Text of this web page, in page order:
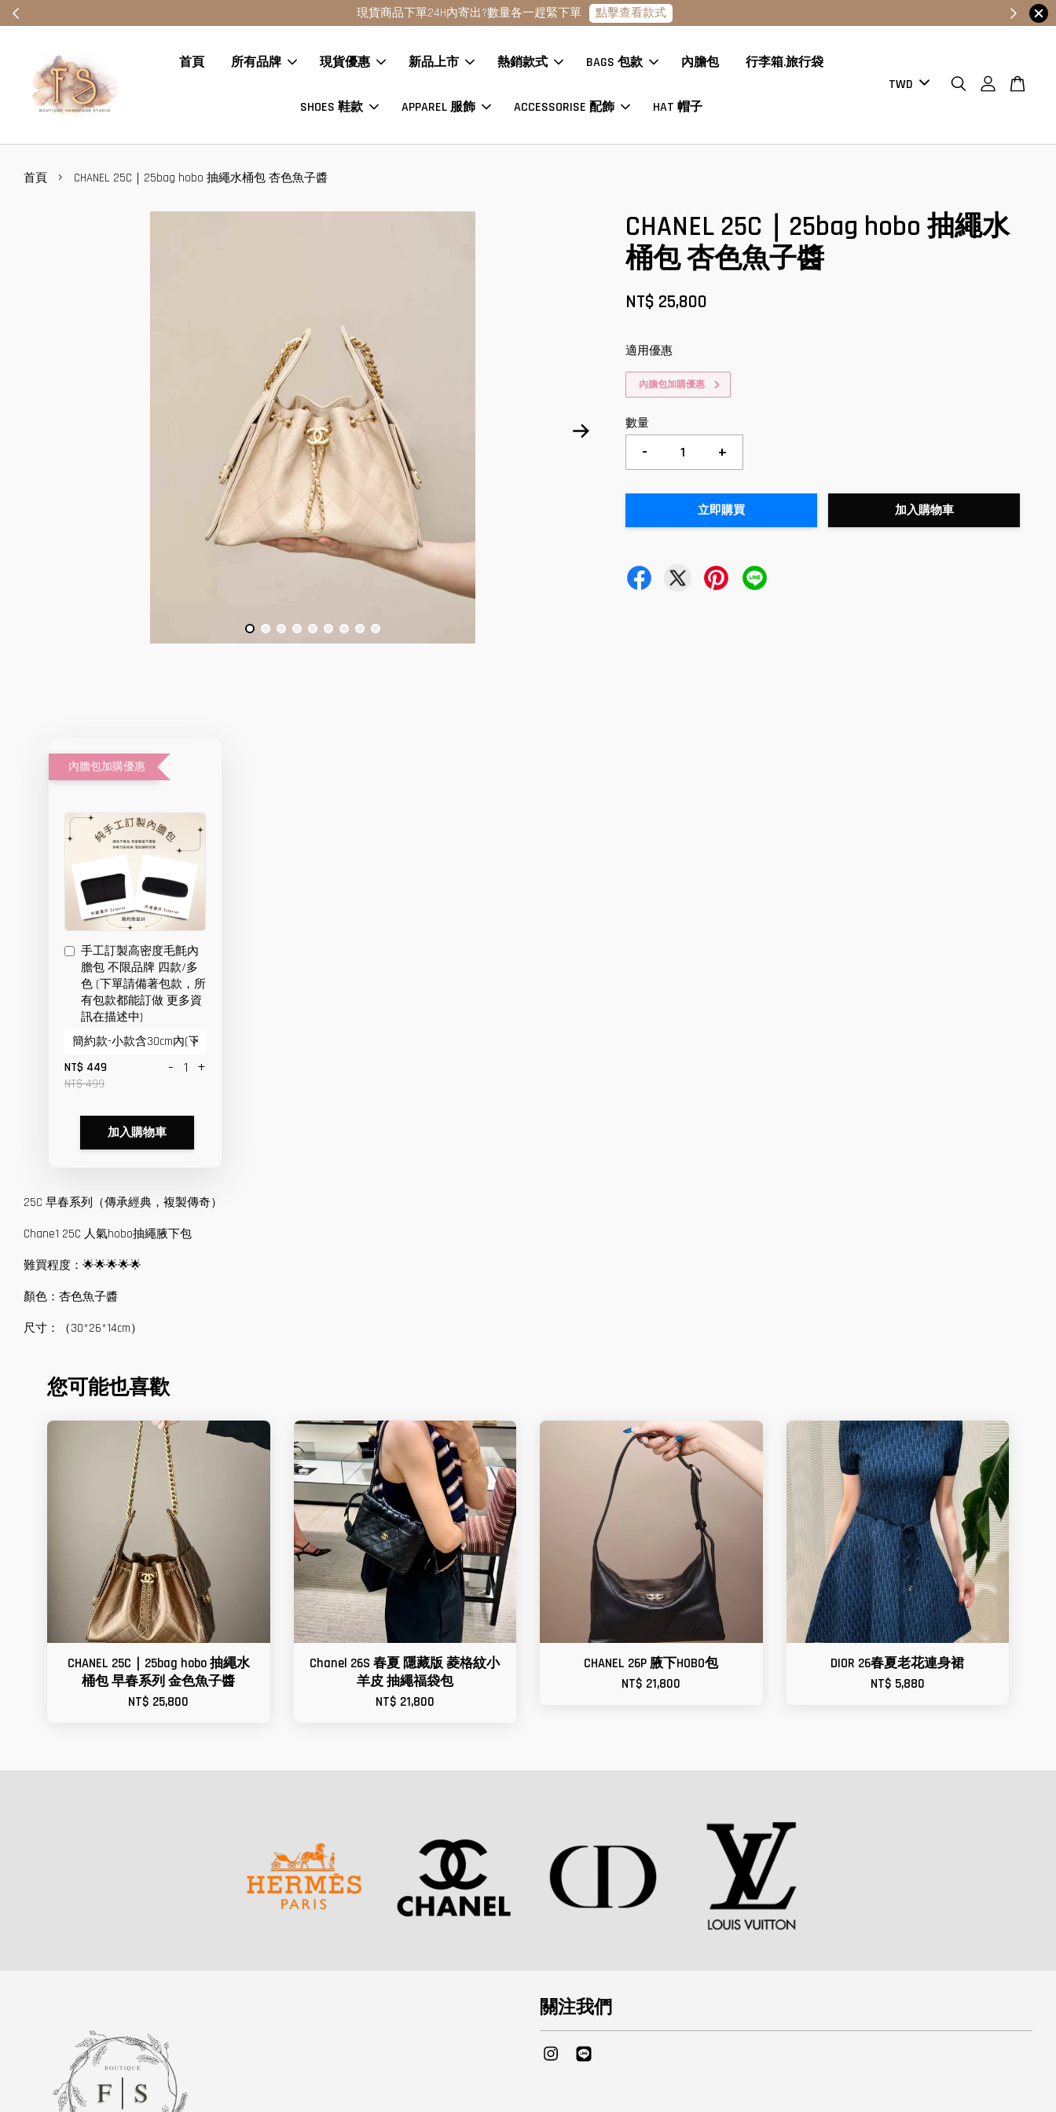
現貨商品下單24H內寄出?數量各一趕緊下單 點擊查看款式
首頁 所有品牌 現貨優惠 新品上市 熱銷款式 BAGS 包款 內膽包 行李箱.旅行袋
SHOES 鞋款 APPAREL 服飾 ACCESSORISE 配飾 HAT 帽子
首頁 › CHANEL 25C｜25bag hobo 抽繩水桶包 杏色魚子醬
CHANEL 25C｜25bag hobo 抽繩水
桶包 杏色魚子醬
NT$ 25,800
適用優惠
內膽包加購優惠
數量
- +
立即購買 加入購物車
內膽包加購優惠
手工訂製高密度毛氈內
膽包 不限品牌 四款/多
色 (下單請備著包款，所
有包款都能訂做 更多資
訊在描述中)
NT$ 449
NT$ 499
- +
加入購物車
25C 早春系列（傳承經典，複製傳奇）
Chane1 25C 人氣hobo抽繩腋下包
難買程度：🌟🌟🌟🌟🌟
顏色：杏色魚子醬
尺寸：（30*26*14cm）
您可能也喜歡
CHANEL 25C｜25bag hobo 抽繩水
桶包 早春系列 金色魚子醬
NT$ 25,800
Chanel 26S 春夏 隱藏版 菱格紋小
羊皮 抽繩福袋包
NT$ 21,800
CHANEL 26P 腋下HOBO包
NT$ 21,800
DIOR 26春夏老花連身裙
NT$ 5,880
關注我們
Instagram